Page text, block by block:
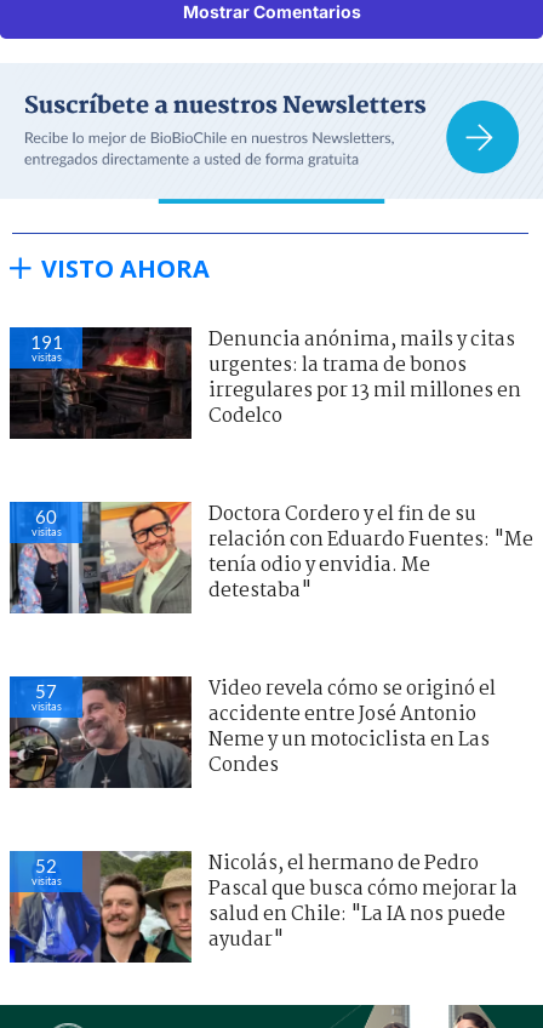
Mostrar Comentarios
VISTO AHORA
191
visitas
Denuncia anónima, mails y citas
urgentes: la trama de bonos
irregulares por 13 mil millones en
Codelco
60
visitas
Doctora Cordero y el fin de su
relación con Eduardo Fuentes: "Me
tenía odio y envidia. Me
detestaba"
57
visitas
Video revela cómo se originó el
accidente entre José Antonio
Neme y un motociclista en Las
Condes
52
visitas
Nicolás, el hermano de Pedro
Pascal que busca cómo mejorar la
salud en Chile: "La IA nos puede
ayudar"